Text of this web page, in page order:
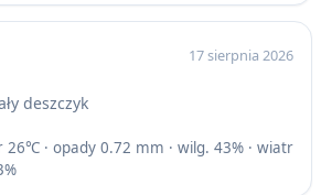
17 sierpnia 2026
deszczyk
26℃ · opady 0.72 mm · wilg. 43% · wiatr